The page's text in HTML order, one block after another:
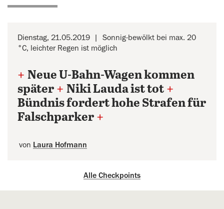
Dienstag, 21.05.2019
Sonnig-bewölkt bei max. 20
°C, leichter Regen ist möglich
+ Neue U-Bahn-Wagen kommen
später + Niki Lauda ist tot +
Bündnis fordert hohe Strafen für
Falschparker +
von Laura Hofmann
Alle Checkpoints